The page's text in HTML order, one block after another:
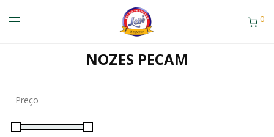
0
NOZES PECAM
Preço